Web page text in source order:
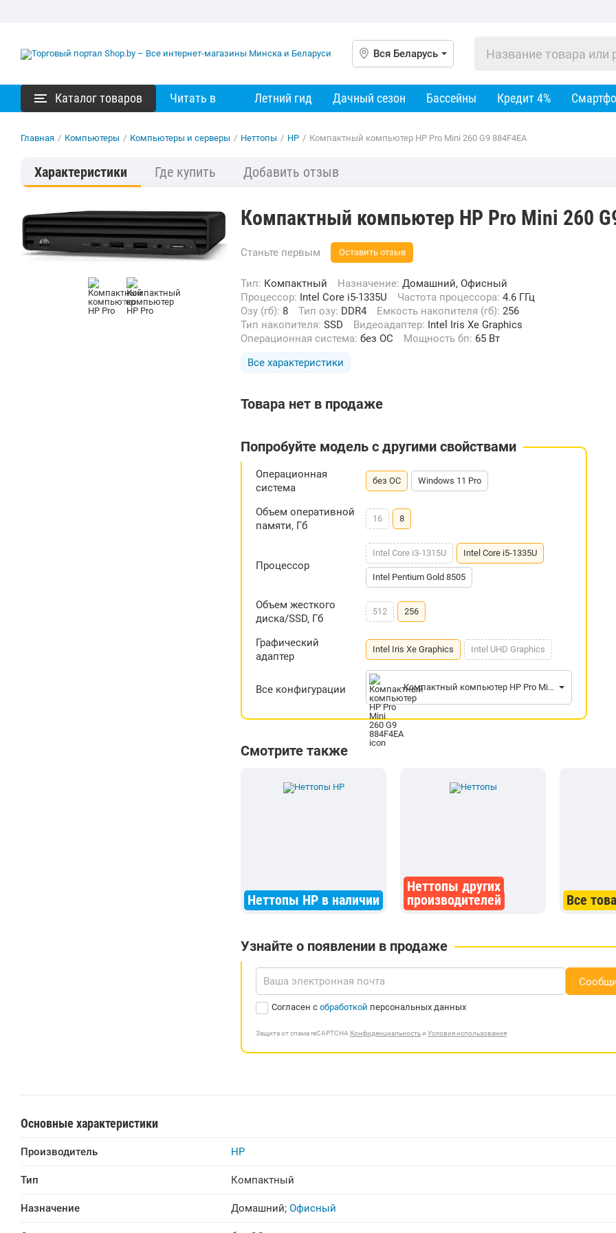
Вся Беларусь
Каталог товаров Читать в Летний гид Дачный сезон Бассейны Кредит 4%
Главная / Компьютеры / Компьютеры и серверы / Неттопы / HP / Компактный компьютер HP Pro Mini 260 G9 884F4EA
Характеристики Где купить Добавить отзыв
Компактный компьютер HP Pro Mini 260
Станьте первым Оставить отзыв
Тип: Компактный Назначение: Домашний, Офисный
Процессор: Intel Core i5-1335U Частота процессора: 4.6 ГГц
Озу (гб): 8 Тип озу: DDR4 Емкость накопителя (гб): 256
Тип накопителя: SSD Видеоадаптер: Intel Iris Xe Graphics
Операционная система: без ОС Мощность бп: 65 Вт
Все характеристики
Товара нет в продаже
Попробуйте модель с другими свойствами
Операционная
система
без ОС Windows 11 Pro
Объем оперативной
памяти, Гб
16 8
Процессор
Intel Core i3-1315U Intel Core i5-1335U
Intel Pentium Gold 8505
Объем жесткого
диска/SSD, Гб
512 256
Графический
адаптер
Intel Iris Xe Graphics Intel UHD Graphics
Все конфигурации Компактный компьютер HP Pro Mini 260 G9 884F4EA
Смотрите также
Неттопы HP в наличии
Неттопы других
производителей
Все
Узнайте о появлении в продаже
Согласен с обработкой персональных данных
Защита от спама reCAPTCHA Конфиденциальностьи Условия использования
Основные характеристики
Производитель HP
Тип Компактный
Назначение Домашний; Офисный